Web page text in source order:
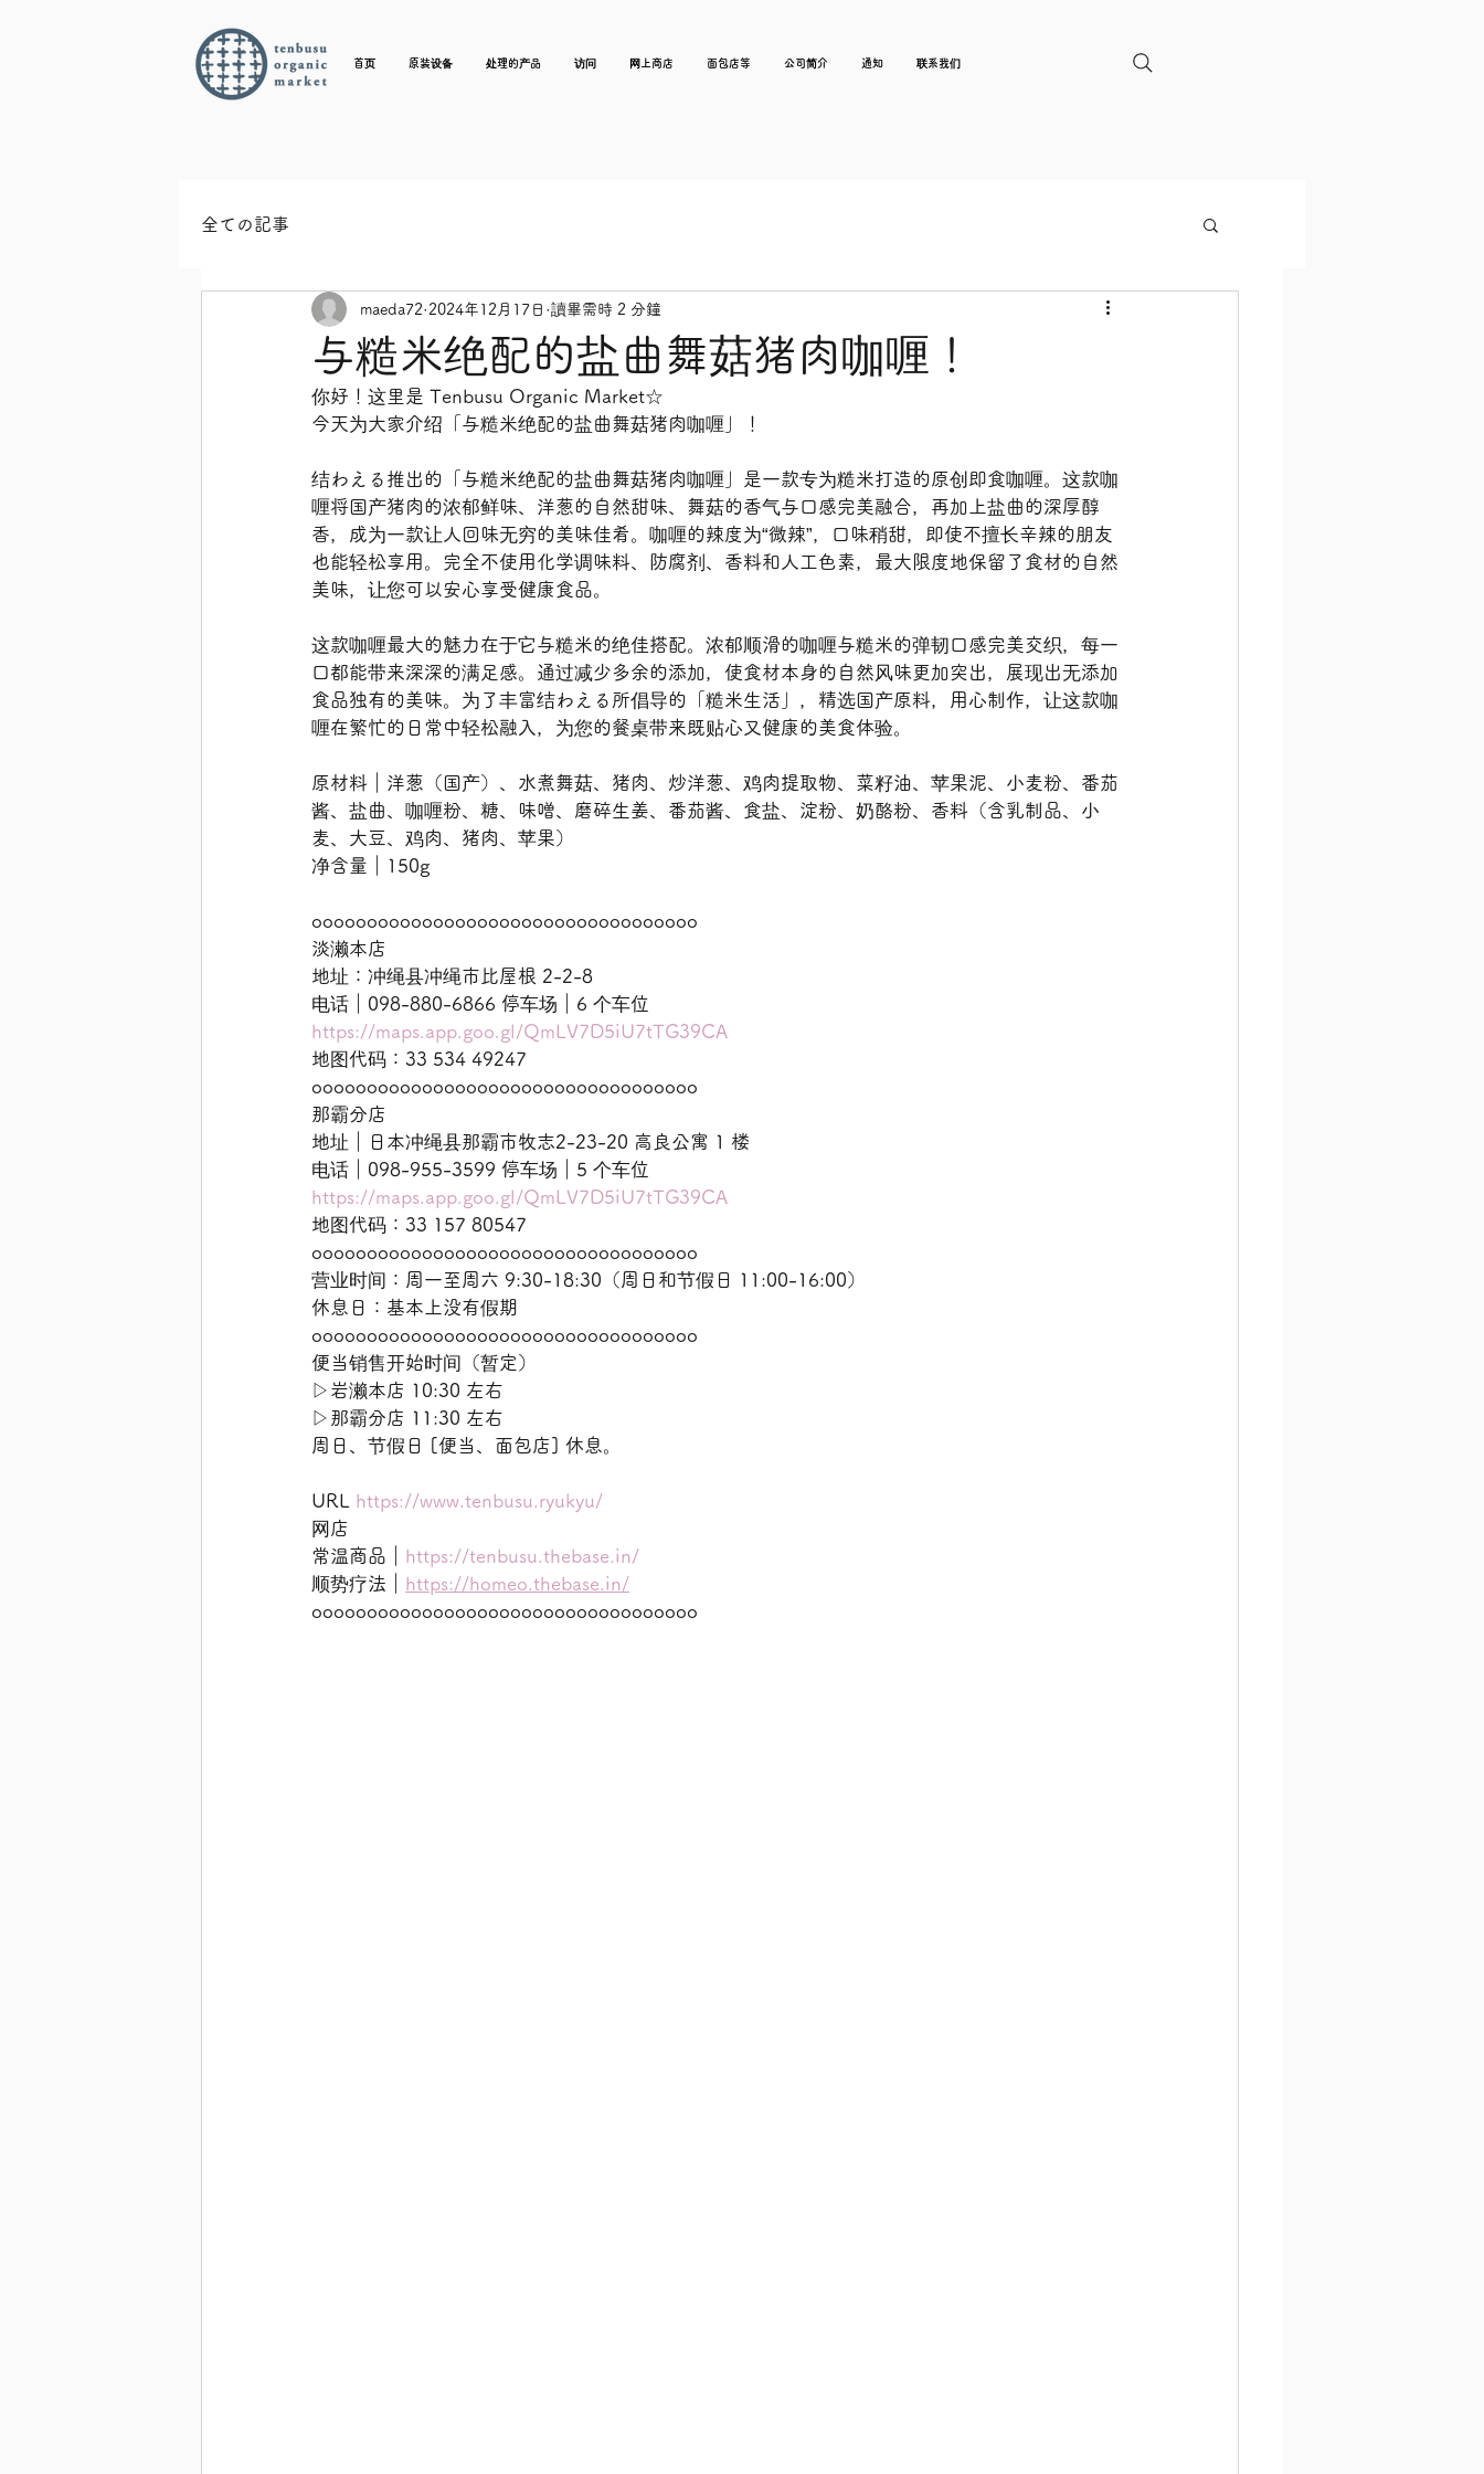
首页 原装设备 处理的产品 访问 网上商店 面包店等 公司简介 通知 联系我们
全ての記事
与糙米绝配的盐曲舞菇猪肉咖喱！
maeda72 2024年12月17日 讀畢需時 2 分鐘
你好！这里是 Tenbusu Organic Market☆
今天为大家介绍「与糙米绝配的盐曲舞菇猪肉咖喱」！
结わえる推出的「与糙米绝配的盐曲舞菇猪肉咖喱」是一款专为糙米打造的原创即食咖喱。这款咖
喱将国产猪肉的浓郁鲜味、洋葱的自然甜味、舞菇的香气与口感完美融合，再加上盐曲的深厚醇
香，成为一款让人回味无穷的美味佳肴。咖喱的辣度为“微辣”，口味稍甜，即使不擅长辛辣的朋友
也能轻松享用。完全不使用化学调味料、防腐剂、香料和人工色素，最大限度地保留了食材的自然
美味，让您可以安心享受健康食品。
这款咖喱最大的魅力在于它与糙米的绝佳搭配。浓郁顺滑的咖喱与糙米的弹韧口感完美交织，每一
口都能带来深深的满足感。通过减少多余的添加，使食材本身的自然风味更加突出，展现出无添加
食品独有的美味。为了丰富结わえる所倡导的「糙米生活」，精选国产原料，用心制作，让这款咖
喱在繁忙的日常中轻松融入，为您的餐桌带来既贴心又健康的美食体验。
原材料｜洋葱（国产）、水煮舞菇、猪肉、炒洋葱、鸡肉提取物、菜籽油、苹果泥、小麦粉、番茄
酱、盐曲、咖喱粉、糖、味噌、磨碎生姜、番茄酱、食盐、淀粉、奶酪粉、香料（含乳制品、小
麦、大豆、鸡肉、猪肉、苹果）
净含量｜150g
ooooooooooooooooooooooooooooooooooo
淡濑本店
地址：冲绳县冲绳市比屋根 2-2-8
电话｜098-880-6866 停车场｜6 个车位
https://maps.app.goo.gl/QmLV7D5iU7tTG39CA
地图代码：33 534 49247
ooooooooooooooooooooooooooooooooooo
那霸分店
地址｜日本冲绳县那霸市牧志2-23-20 高良公寓 1 楼
电话｜098-955-3599 停车场｜5 个车位
https://maps.app.goo.gl/QmLV7D5iU7tTG39CA
地图代码：33 157 80547
ooooooooooooooooooooooooooooooooooo
营业时间：周一至周六 9:30-18:30（周日和节假日 11:00-16:00）
休息日：基本上没有假期
ooooooooooooooooooooooooooooooooooo
便当销售开始时间（暂定）
▷岩濑本店 10:30 左右
▷那霸分店 11:30 左右
周日、节假日 [便当、面包店] 休息。
URL https://www.tenbusu.ryukyu/
网店
常温商品｜ https://tenbusu.thebase.in/
顺势疗法｜ https://homeo.thebase.in/
ooooooooooooooooooooooooooooooooooo